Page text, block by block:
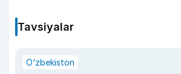
Tavsiyalar
O‘zbekiston